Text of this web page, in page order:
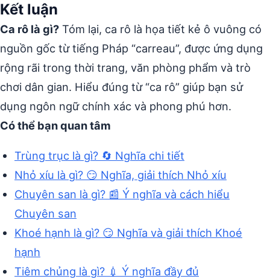
Kết luận
Ca rô là gì? Tóm lại, ca rô là họa tiết kẻ ô vuông có
nguồn gốc từ tiếng Pháp “carreau”, được ứng dụng
rộng rãi trong thời trang, văn phòng phẩm và trò
chơi dân gian. Hiểu đúng từ “ca rô” giúp bạn sử
dụng ngôn ngữ chính xác và phong phú hơn.
Có thể bạn quan tâm
Trùng trục là gì? 🔄 Nghĩa chi tiết
Nhỏ xíu là gì? 😏 Nghĩa, giải thích Nhỏ xíu
Chuyên san là gì? 📰 Ý nghĩa và cách hiểu
Chuyên san
Khoé hạnh là gì? 😏 Nghĩa và giải thích Khoé
hạnh
Tiêm chủng là gì? 💉 Ý nghĩa đầy đủ